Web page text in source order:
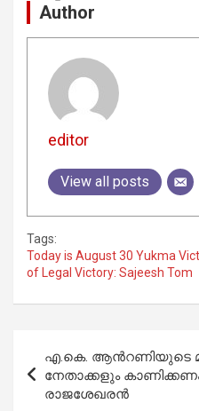
Author
editor
View all posts
Tags:
Today is August 30 Yukma
of Legal Victory: Sajeesh Tom
navigation
എ.കെ. ആന്‍റണിയുടെ
നേതാക്കളും
രാജശേഖരന്‍